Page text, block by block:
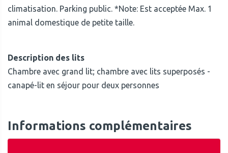
climatisation. Parking public. *Note: Est acceptée Max. 1
animal domestique de petite taille.
Description des lits
Chambre avec grand lit; chambre avec lits superposés -
canapé-lit en séjour pour deux personnes
Informations complémentaires